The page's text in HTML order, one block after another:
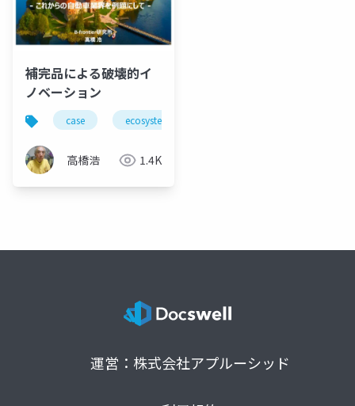
補完品による破壊的イ
ノベーション
case ecosystem
高橋浩 1.4K
運営：株式会社アプルーシッド